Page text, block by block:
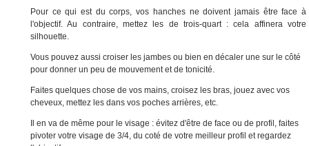
Pour ce qui est du corps, vos hanches ne doivent jamais être face à
l'objectif. Au contraire, mettez les de trois-quart : cela affinera votre
silhouette.
Vous pouvez aussi croiser les jambes ou bien en décaler une sur le côté
pour donner un peu de mouvement et de tonicité.
Faites quelques chose de vos mains, croisez les bras, jouez avec vos
cheveux, mettez les dans vos poches arrières, etc.
Il en va de même pour le visage : évitez d'être de face ou de profil, faites
pivoter votre visage de 3/4, du coté de votre meilleur profil et regardez